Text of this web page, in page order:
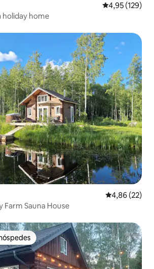
4,95 de uma
4,95 (129)
holiday home
4,86 de uma
4,86 (22)
Farm Sauna House
preferidos dos hóspedes